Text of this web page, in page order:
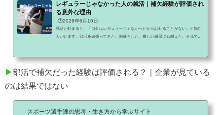
レギュラーじゃなかった人の就活｜補欠経験が評価され
る意外な理由
🕒️2026年6月10日
就活が始まると、「自分はレギュラーじゃなかったから話せることがない」と悩む
人がいます。部活を頑張ってきた。朝練もした。厳しい練習にも耐えた。それでも
られる強みについて解説します。レギュラーかどうかは企業...
▶部活で補欠だった経験は評価される？｜企業が見ている
のは結果ではない
スポーツ選手達の思考・生き方から学ぶサイト